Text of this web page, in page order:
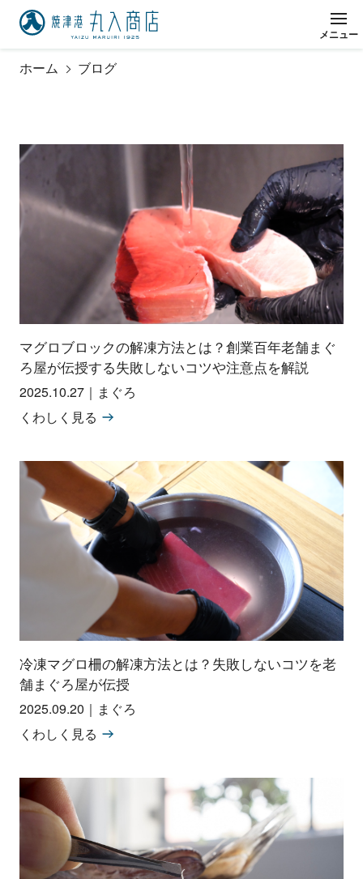
メニ ュ ー
ホーム ブログ
マグロブロックの解凍方法とは？創業百年老舗まぐ
ろ屋が伝授する失敗しないコツや注意点を解説
2025.10.27｜ まぐろ
くわしく見る
冷凍マグロ柵の解凍方法とは？失敗しないコツを老
舗まぐろ屋が伝授
2025.09.20 ｜ まぐろ
くわしく見る